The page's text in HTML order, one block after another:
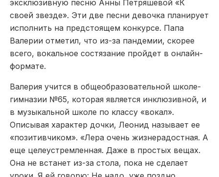
эксклюзивную песню Анны Петряшевой «К
своей звезде». Эти две песни девочка планирует
исполнить на предстоящем конкурсе. Папа
Валерии отметил, что из-за пандемии, скорее
всего, вокальное состязание пройдет в онлайн-
формате.
Валерия учится в общеобразовательной школе-
гимназии №65, которая является инклюзивной, и
в музыкальной школе по классу «вокал».
Описывая характер дочки, Леонид называет ее
«позитивчиком». «Лера очень жизнерадостная. А
еще целеустремленная. Даже в простых вещах.
Она не встанет из-за стола, пока не сделает